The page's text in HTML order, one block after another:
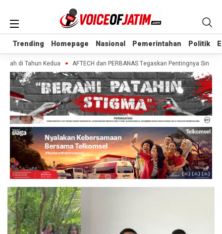
Trending Homepage Nasional Pemerintahan Politik
Trending Homepage Nasional Pemerintahan Politik
di Tahun Kedua AFTECH dan PERBANAS Tegaskan Pentingnya Sinergi